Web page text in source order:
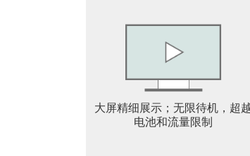
大屏精细展示；无限待机，超
电池和流量限制